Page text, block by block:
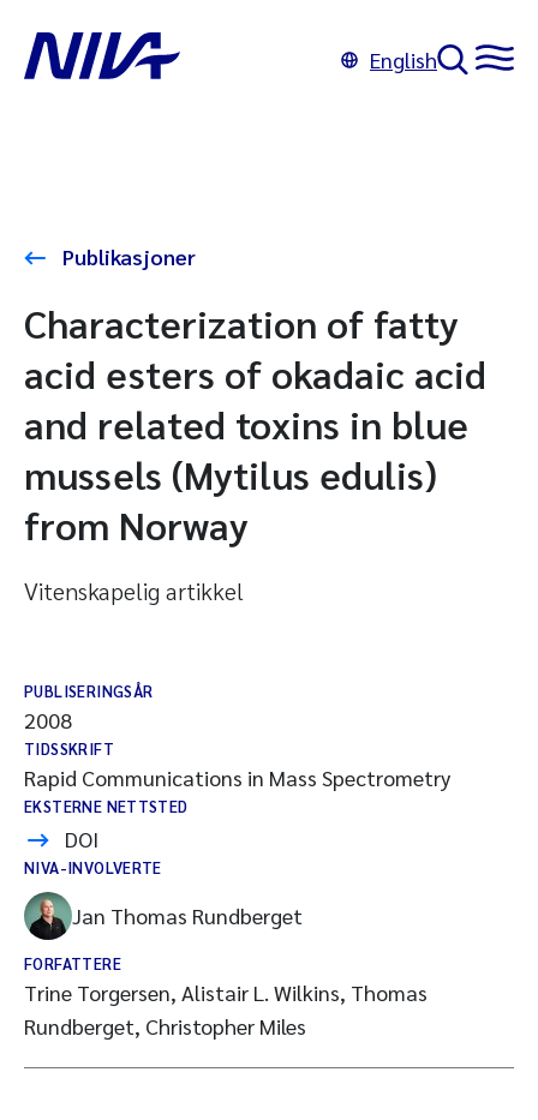
English
Publikasjoner
Characterization of fatty
acid esters of okadaic acid
and related toxins in blue
mussels (Mytilus edulis)
from Norway
Vitenskapelig artikkel
PUBLISERINGSÅR
2008
TIDSSKRIFT
Rapid Communications in Mass Spectrometry
EKSTERNE NETTSTED
DOI
NIVA-INVOLVERTE
Jan Thomas Rundberget
FORFATTERE
Trine Torgersen, Alistair L. Wilkins, Thomas
Rundberget, Christopher Miles